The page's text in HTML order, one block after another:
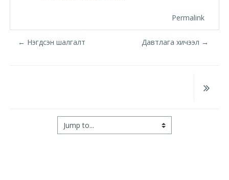
Moodle
Moodle
Permalink
← Нэгдсэн шалгалт Давтлага хичээл →
Jump to...